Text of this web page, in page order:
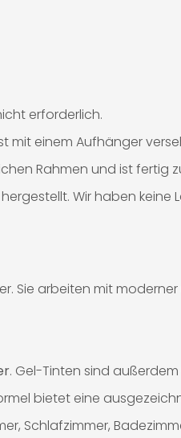
erforderlich.
mit einem Aufhänger
Rahmen und ist fertig
Wir haben keine
Sie arbeiten mit
. Gel-Tinten sind
bietet eine
Schlafzimmer,